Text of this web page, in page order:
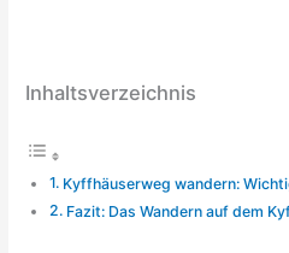
Inhaltsverzeichnis
Kyffhäuserweg wandern:
Fazit: Das Wandern auf dem